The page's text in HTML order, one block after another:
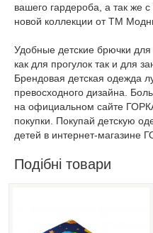
вашего гардероба, а так же
новой коллекции от ТМ
Удобные детские брючки для
как для прогулок так и для
Брендовая детская одежда
превосходного дизайна.
на официальном сайте
покупки. Покупай детскую
детей в интернет-магазине
Подібні товари